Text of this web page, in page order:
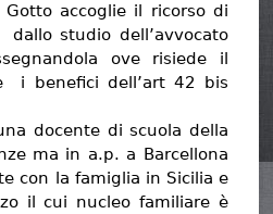
Gotto accoglie il ricorso di
studio dell’avvocato
ove risiede il
i benefici dell’art 42 bis
docente di scuola della
ma in a.p. a Barcellona
con la famiglia in Sicilia e
il cui nucleo familiare è